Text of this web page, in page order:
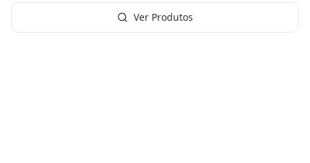
Ver Produtos